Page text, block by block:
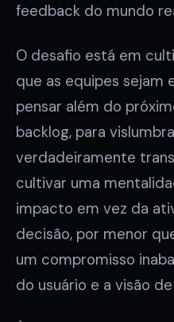
feedback do mundo
O desafio está em
que as equipes sejam
pensar além do
backlog, para
verdadeiramente
cultivar uma
impacto em vez da
decisão, por menor
um compromisso
do usuário e a visão